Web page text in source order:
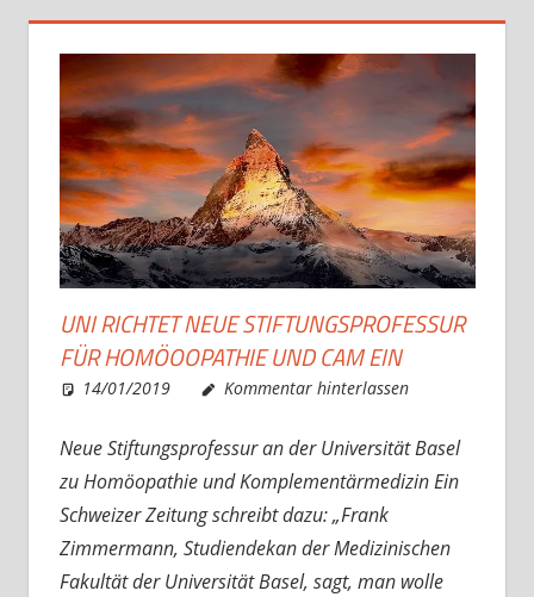
UNI RICHTET NEUE STIFTUNGSPROFESSUR
FÜR HOMÖOOPATHIE UND CAM EIN
14/01/2019 Christian J. Becker
Allgemein
Kommentar hinterlassen
Neue Stiftungsprofessur an der Universität Basel
zu Homöopathie und Komplementärmedizin Ein
Schweizer Zeitung schreibt dazu: „Frank
Zimmermann, Studiendekan der Medizinischen
Fakultät der Universität Basel, sagt, man wolle